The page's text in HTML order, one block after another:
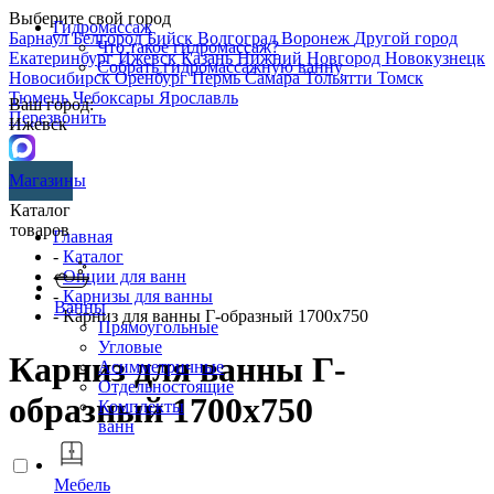
Выберите свой город
БарнаулБелгородБийск ВолгоградВоронеж Другой город
ЕкатеринбургИжевскКазаньНижний Новгород Новокузнецк
НовосибирскОренбургПермьСамараТольятти Томск
ТюменьЧебоксары Ярославль
Перезвонить
Гидромассаж
Что такое гидромассаж?
Собрать гидромассажную ванну
Ваш город:
Ижевск
Магазины
Каталог
товаров
Ванны
Прямоугольные
Угловые
Асимметричные
Отдельностоящие
Комплекты
ванн
Мебель
Главная
- Каталог
-Опции для ванн
- Карнизы для ванны
- Карниз для ванны Г-образный 1700х750
Карниз для ванны Г-
образный 1700х750